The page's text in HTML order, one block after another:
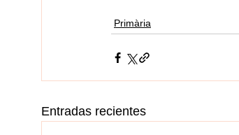
Primària
Entradas recientes